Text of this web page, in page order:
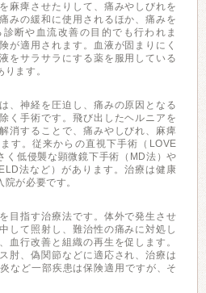
麻痺させたりして、痛みやしびれを
みの緩和に使用されるほか、痛みを
断や血流改善の目的でも行われま
が適用されます。血液が固まりにく
をサラサラにする薬を服用している
ます。
、神経を圧迫し、痛みの原因となる
く手術です。飛び出したヘルニアを
消することで、痛みやしびれ、麻痺
す。従来からの直視下手術（LOVE
く低侵襲な顕微鏡下手術（MD法）や
法など）があります。治療は健康
が必要です。
目指す治療法です。体外で発生させ
して照射し、難治性の痛みに対処し
血行改善と組織の再生を促します。
肘、偽関節などに適応され、治療は
など一部疾患は保険適用ですが、そ